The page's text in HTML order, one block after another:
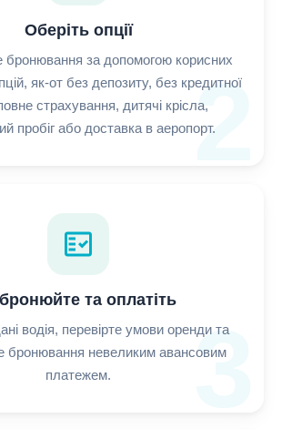
2
Оберіть опції
бронювання за допомогою корисних
як-от без депозиту, без кредитної
страхування, дитячі крісла,
пробіг або доставка в аеропорт.
3
fact_check
та оплатіть
водія, перевірте умови оренди та
бронювання невеликим авансовим
платежем.